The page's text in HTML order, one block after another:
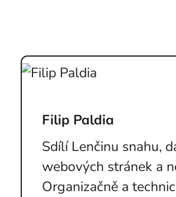
Filip Paldia
Sdílí Lenčinu snahu,
webových stránek a
Organizačně a